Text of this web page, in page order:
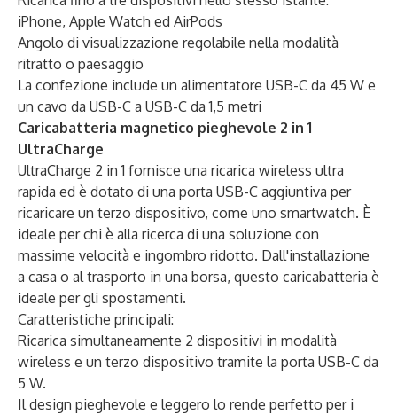
iPhone, Apple Watch ed AirPods
Angolo di visualizzazione regolabile nella modalità
ritratto o paesaggio
La confezione include un alimentatore USB-C da 45 W e
un cavo da USB-C a USB-C da 1,5 metri
Caricabatteria magnetico pieghevole 2 in 1
UltraCharge
UltraCharge 2 in 1 fornisce una ricarica wireless ultra
rapida ed è dotato di una porta USB-C aggiuntiva per
ricaricare un terzo dispositivo, come uno smartwatch. È
ideale per chi è alla ricerca di una soluzione con
massime velocità e ingombro ridotto. Dall'installazione
a casa o al trasporto in una borsa, questo caricabatteria è
ideale per gli spostamenti.
Caratteristiche principali:
Ricarica simultaneamente 2 dispositivi in modalità
wireless e un terzo dispositivo tramite la porta USB-C da
5 W.
Il design pieghevole e leggero lo rende perfetto per i